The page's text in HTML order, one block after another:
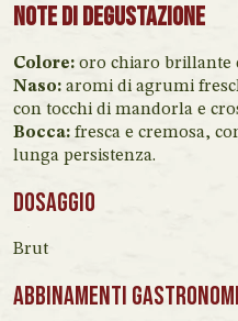
Note di Degustazione
Colore: oro chiaro brillante
Naso: aromi di agrumi
con tocchi di mandorla e
Bocca: fresca e cremosa,
lunga persistenza.
Dosaggio
Brut
Abbinamenti